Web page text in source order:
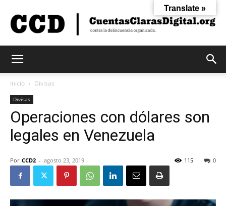
Claras
Inicio Divisas
Divisas
Operaciones con dólares son
legales en Venezuela
Por CCD2 - agosto 23, 2019 0
115
Translate »